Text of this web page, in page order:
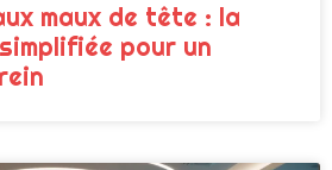
maux de tête : la
pour un